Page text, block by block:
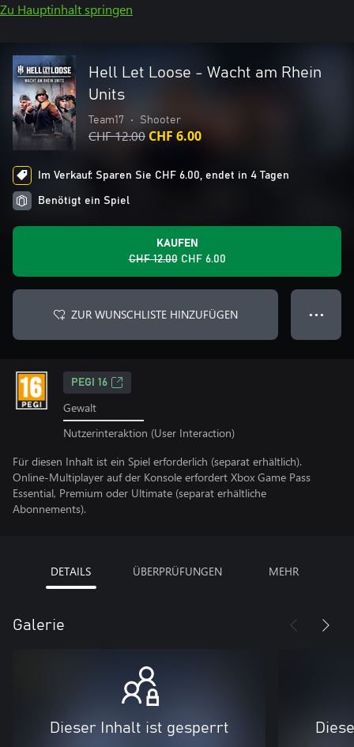
Zu Hauptinhalt springen
Hell Let Loose - Wacht am Rhein
Units
Team17 • Shooter
CHF 12.00 CHF 6.00
Im Verkauf: Sparen Sie CHF 6.00, endet in 4 Tagen
Benötigt ein Spiel
KAUFEN
CHF 12.00 CHF 6.00
ZUR WUNSCHLISTE HINZUFÜGEN ● ● ●
PEGI 16
Gewalt
Nutzerinteraktion (User Interaction)
Für diesen Inhalt ist ein Spiel erforderlich (separat erhältlich).
Online-Multiplayer auf der Konsole erfordert Xbox Game Pass
Essential, Premium oder Ultimate (separat erhältliche
Abonnements).
DETAILS ÜBERPRÜFUNGEN MEHR
Galerie
Dieser Inhalt ist gesperrt